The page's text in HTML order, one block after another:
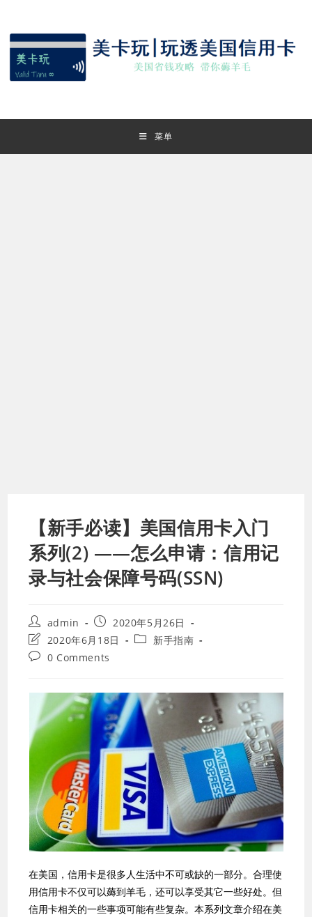
content
菜单
【新手必读】美国信用卡入门
系列(2) ——怎么申请：信用记
录与社会保障号码(SSN)
Post
author:
admin
Post
published:
2020年5月26日
Post
last
modified:
2020年6月18日
Post新手指南
Post0 Comments
在美国，信用卡是很多人生活中不可或缺的一部分。合理使
用信用卡不仅可以薅到羊毛，还可以享受其它一些好处。但
信用卡相关的一些事项可能有些复杂。本系列文章介绍在美